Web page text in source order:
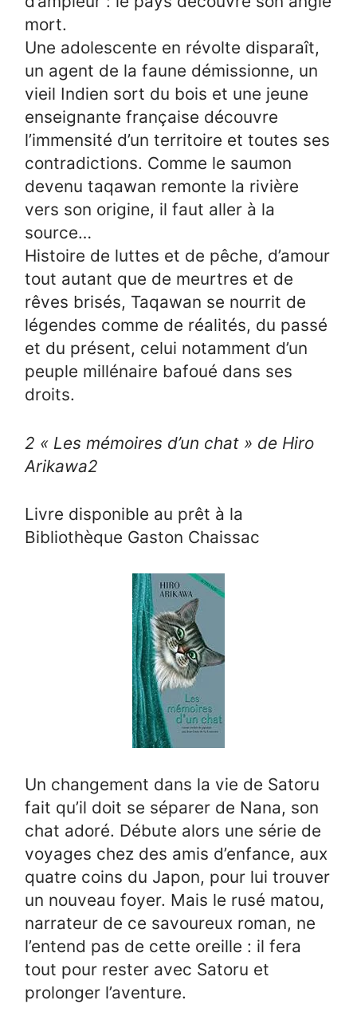
mort.
Une adolescente en révolte disparaît,
un agent de la faune démissionne, un
vieil Indien sort du bois et une jeune
enseignante française découvre
l’immensité d’un territoire et toutes ses
contradictions. Comme le saumon
devenu taqawan remonte la rivière
vers son origine, il faut aller à la
source…
Histoire de luttes et de pêche, d’amour
tout autant que de meurtres et de
rêves brisés, Taqawan se nourrit de
légendes comme de réalités, du passé
et du présent, celui notamment d’un
peuple millénaire bafoué dans ses
droits.
2 « Les mémoires d’un chat » de Hiro
Arikawa2
Livre disponible au prêt à la
Bibliothèque Gaston Chaissac
Un changement dans la vie de Satoru
fait qu’il doit se séparer de Nana, son
chat adoré. Débute alors une série de
voyages chez des amis d’enfance, aux
quatre coins du Japon, pour lui trouver
un nouveau foyer. Mais le rusé matou,
narrateur de ce savoureux roman, ne
l’entend pas de cette oreille : il fera
tout pour rester avec Satoru et
prolonger l’aventure.